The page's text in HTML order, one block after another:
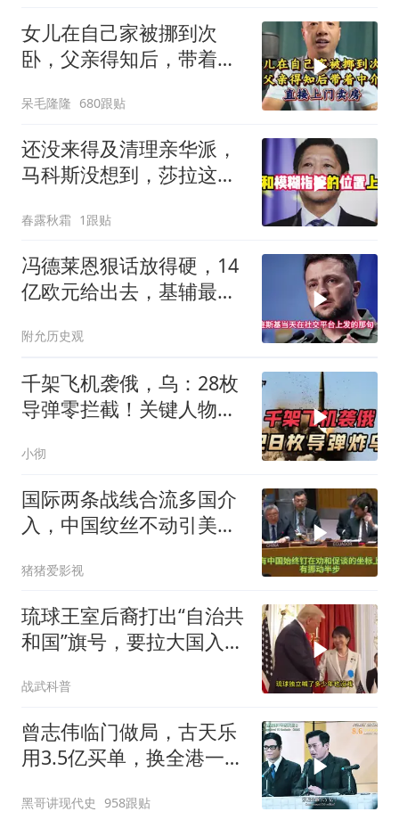
女儿在自己家被挪到次
卧，父亲得知后，带着中
呆毛隆隆 680跟贴
还没来得及清理亲华派，
马科斯没想到，莎拉这次
春露秋霜 1跟贴
冯德莱恩狠话放得硬，14
亿欧元给出去，基辅最缺
附允历史观
千架飞机袭俄，乌：28枚
导弹零拦截！关键人物被
小彻
国际两条战线合流多国介
入，中国纹丝不动引美方
猪猪爱影视
琉球王室后裔打出“自治共
和国”旗号，要拉大国入局
战武科普
曾志伟临门做局，古天乐
用3.5亿买单，换全港一声
黑哥讲现代史 958跟贴